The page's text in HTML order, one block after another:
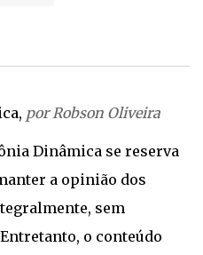
por Robson Oliveira
Dinâmica se reserva
a opinião dos
sem
o conteúdo